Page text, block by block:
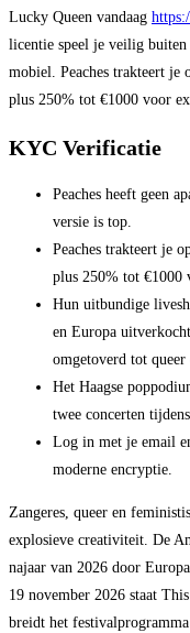
Lucky Queen vandaag
licentie speel je veilig
mobiel. Peaches trakteert je
plus 250% tot €1000 voor
KYC Verificatie
Peaches heeft geen
versie is top.
Peaches trakteert je
plus 250% tot €1000
Hun uitbundige
en Europa
omgetoverd tot queer
Het Haagse
twee concerten
Log in met je email
moderne encryptie.
Zangeres, queer en
explosieve creativiteit. De
najaar van 2026 door
19 november 2026 staat
breidt het